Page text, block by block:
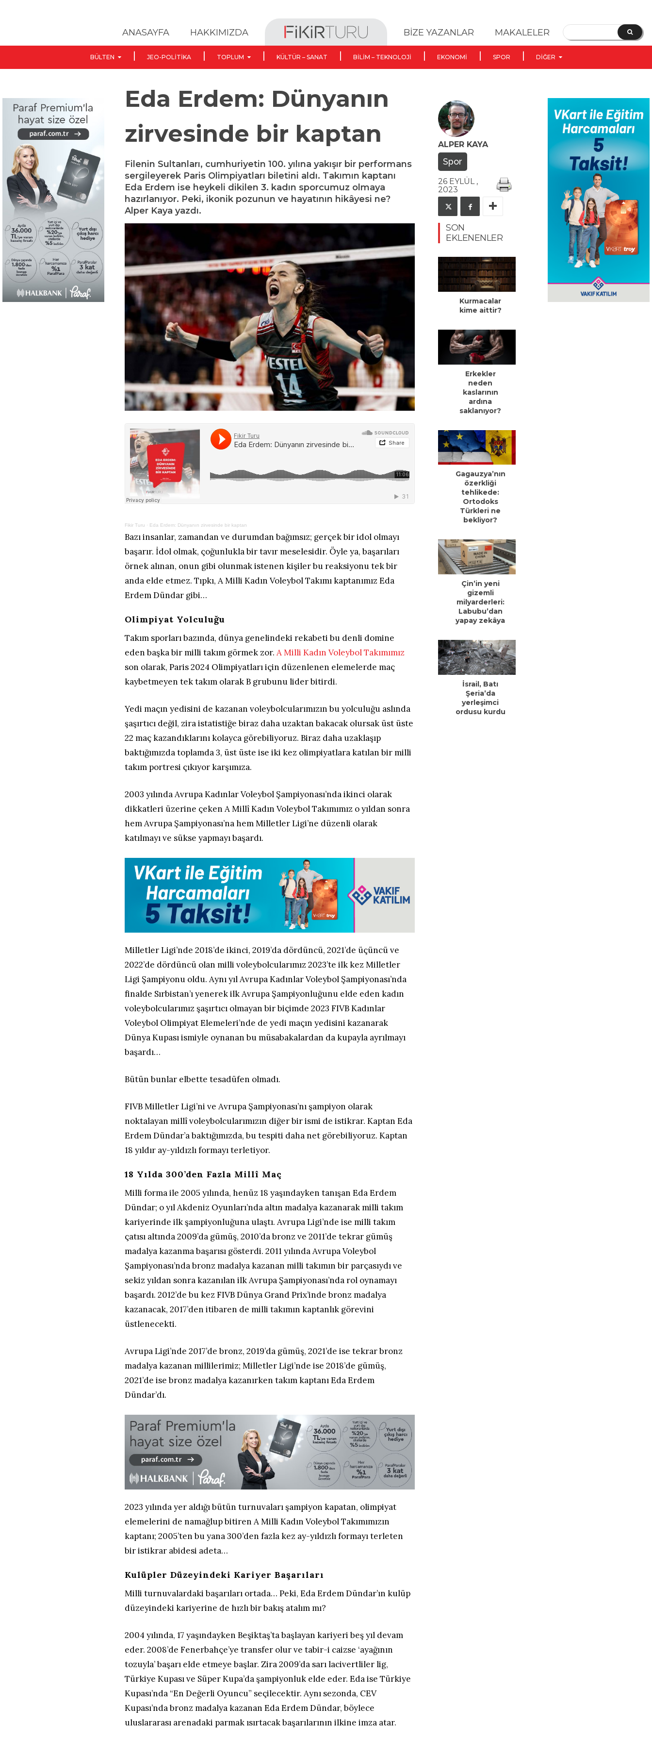
ANASAYFA HAKKIMIZDA BİZE YAZANLAR MAKALELER
BÜLTEN JEO-POLITIKA TOPLUM KÜLTÜR – SANAT BILIM – TEKNOLOJI EKONOMI SPOR DIĞER
Eda Erdem: Dünyanın
zirvesinde bir kaptan
Filenin Sultanları, cumhuriyetin 100. yılına yakışır bir performans
sergileyerek Paris Olimpiyatları biletini aldı. Takımın kaptanı
Eda Erdem ise heykeli dikilen 3. kadın sporcumuz olmaya
hazırlanıyor. Peki, ikonik pozunun ve hayatının hikâyesi ne?
Alper Kaya yazdı.
Fikir Turu · Eda Erdem: Dünyanın zirvesinde bir kaptan
Bazı insanlar, zamandan ve durumdan bağımsız; gerçek bir idol olmayı
başarır. İdol olmak, çoğunlukla bir tavır meselesidir. Öyle ya, başarıları
örnek alınan, onun gibi olunmak istenen kişiler bu reaksiyonu tek bir
anda elde etmez. Tıpkı, A Milli Kadın Voleybol Takımı kaptanımız Eda
Erdem Dündar gibi…
Olimpiyat Yolculuğu
Takım sporları bazında, dünya genelindeki rekabeti bu denli domine
eden başka bir milli takım görmek zor.A Milli Kadın Voleybol Takımımız
son olarak, Paris 2024 Olimpiyatları için düzenlenen elemelerde maç
kaybetmeyen tek takım olarak B grubunu lider bitirdi.
Yedi maçın yedisini de kazanan voleybolcularımızın bu yolculuğu aslında
şaşırtıcı değil, zira istatistiğe biraz daha uzaktan bakacak olursak üst üste
22 maç kazandıklarını kolayca görebiliyoruz. Biraz daha uzaklaşıp
baktığımızda toplamda 3, üst üste ise iki kez olimpiyatlara katılan bir milli
takım portresi çıkıyor karşımıza.
2003 yılında Avrupa Kadınlar Voleybol Şampiyonası’nda ikinci olarak
dikkatleri üzerine çeken A Millî Kadın Voleybol Takımımız o yıldan sonra
hem Avrupa Şampiyonası’na hem Milletler Ligi’ne düzenli olarak
katılmayı ve sükse yapmayı başardı.
Milletler Ligi’nde 2018’de ikinci, 2019’da dördüncü, 2021’de üçüncü ve
2022’de dördüncü olan milli voleybolcularımız 2023’te ilk kez Milletler
Ligi Şampiyonu oldu. Aynı yıl Avrupa Kadınlar Voleybol Şampiyonası’nda
finalde Sırbistan’ı yenerek ilk Avrupa Şampiyonluğunu elde eden kadın
voleybolcularımız şaşırtıcı olmayan bir biçimde 2023 FIVB Kadınlar
Voleybol Olimpiyat Elemeleri’nde de yedi maçın yedisini kazanarak
Dünya Kupası ismiyle oynanan bu müsabakalardan da kupayla ayrılmayı
başardı…
Bütün bunlar elbette tesadüfen olmadı.
FIVB Milletler Ligi’ni ve Avrupa Şampiyonası’nı şampiyon olarak
noktalayan millî voleybolcularımızın diğer bir ismi de istikrar. Kaptan Eda
Erdem Dündar’a baktığımızda, bu tespiti daha net görebiliyoruz. Kaptan
18 yıldır ay-yıldızlı formayı terletiyor.
18 Yılda 300’den Fazla Millî Maç
Milli forma ile 2005 yılında, henüz 18 yaşındayken tanışan Eda Erdem
Dündar; o yıl Akdeniz Oyunları’nda altın madalya kazanarak milli takım
kariyerinde ilk şampiyonluğuna ulaştı. Avrupa Ligi’nde ise milli takım
çatısı altında 2009’da gümüş, 2010’da bronz ve 2011’de tekrar gümüş
madalya kazanma başarısı gösterdi. 2011 yılında Avrupa Voleybol
Şampiyonası’nda bronz madalya kazanan milli takımın bir parçasıydı ve
sekiz yıldan sonra kazanılan ilk Avrupa Şampiyonası’nda rol oynamayı
başardı. 2012’de bu kez FIVB Dünya Grand Prix’inde bronz madalya
kazanacak, 2017’den itibaren de milli takımın kaptanlık görevini
üstlenecekti.
Avrupa Ligi’nde 2017’de bronz, 2019’da gümüş, 2021’de ise tekrar bronz
madalya kazanan millilerimiz; Milletler Ligi’nde ise 2018’de gümüş,
2021’de ise bronz madalya kazanırken takım kaptanı Eda Erdem
Dündar’dı.
2023 yılında yer aldığı bütün turnuvaları şampiyon kapatan, olimpiyat
elemelerini de namağlup bitiren A Milli Kadın Voleybol Takımımızın
kaptanı; 2005’ten bu yana 300’den fazla kez ay-yıldızlı formayı terleten
bir istikrar abidesi adeta…
Kulüpler Düzeyindeki Kariyer Başarıları
Milli turnuvalardaki başarıları ortada… Peki, Eda Erdem Dündar’ın kulüp
düzeyindeki kariyerine de hızlı bir bakış atalım mı?
2004 yılında, 17 yaşındayken Beşiktaş’ta başlayan kariyeri beş yıl devam
eder. 2008’de Fenerbahçe’ye transfer olur ve tabir-i caizse ‘ayağının
tozuyla’ başarı elde etmeye başlar. Zira 2009’da sarı lacivertliler lig,
Türkiye Kupası ve Süper Kupa’da şampiyonluk elde eder. Eda ise Türkiye
Kupası’nda “En Değerli Oyuncu” seçilecektir. Aynı sezonda, CEV
Kupası’nda bronz madalya kazanan Eda Erdem Dündar, böylece
uluslararası arenadaki parmak ısırtacak başarılarının ilkine imza atar.
ALPER KAYA
Spor
26 EYLÜL ,
2023
SON
EKLENENLER
Kurmacalar
kime aittir?
Erkekler
neden
kaslarının
ardına
saklanıyor?
Gagauzya’nın
özerkliği
tehlikede:
Ortodoks
Türkleri ne
bekliyor?
Çin’in yeni
gizemli
milyarderleri:
Labubu’dan
yapay zekâya
İsrail, Batı
Şeria’da
yerleşimci
ordusu kurdu